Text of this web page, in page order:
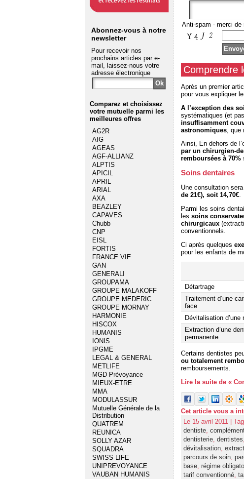
Abonnez-vous à notre
newsletter
Pour recevoir nos
prochains articles par e-
mail, laissez-nous votre
adresse électronique
Comparez et choisissez
votre mutuelle parmi les
meilleures offres
AG2R
AIG
AGEAS
AGF-ALLIANZ
ALPTIS
APICIL
APRIL
ARIAL
AXA
BEAZLEY
CAPAVES
Chubb
CNP
EISL
FORTIS
FRANCE VIE
GAN
GENERALI
GROUPAMA
GROUPE MALAKOFF
GROUPE MEDERIC
GROUPE MORNAY
HARMONIE
HISCOX
HUMANIS
IONIS
IPGME
LEGAL & GENERAL
METLIFE
MGD Prévoyance
MIEUX-ETRE
MMA
MODULASSUR
Mutuelle Générale de la
Distribution
QUATREM
REUNICA
SOLLY AZAR
SQUADRA
SWISS LIFE
UNIPREVOYANCE
VAUBAN HUMANIS
Anti-spam - merci
Comprendre
Après un premier
pour vous expliquer
A l’exception des
systématiques (et
insuffisamment
astronomiques ,
Ainsi, En dehors de
par un chirurgien-
remboursées à 70%
Soins dentaires
Une consultation
de 21€), soit 14,70€
Parmi les soins
les soins
chirurgicaux
conventionnels.
Ci après quelques
pour les enfants de
Détartrage
Traitement d’une
face
Dévitalisation d’une
Extraction d’une
permanente
Certains dentistes
ou totalement
remboursements.
Lire la suite de «
Cet article vous a
Le 15 avril 2011 |
dentiste
dentisterie dentistes
dévitalisation
parcours de soin
base régime
tarif conventionné